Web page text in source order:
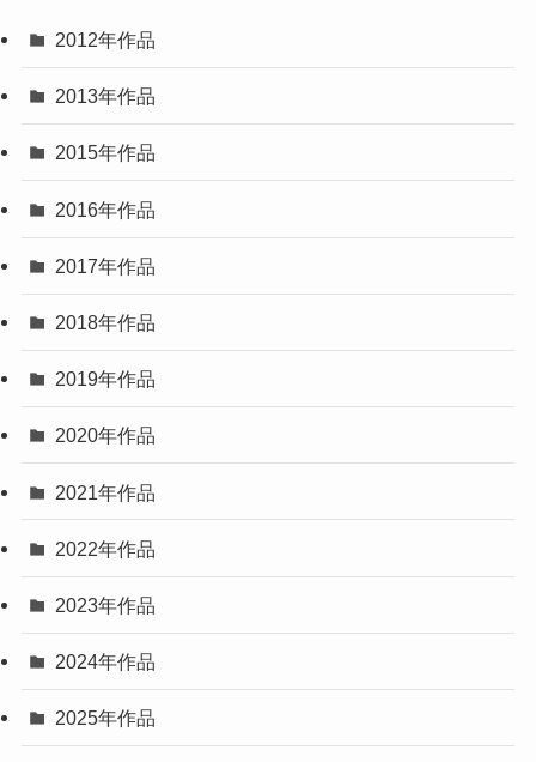
2012年作品
2013年作品
2015年作品
2016年作品
2017年作品
2018年作品
2019年作品
2020年作品
2021年作品
2022年作品
2023年作品
2024年作品
2025年作品